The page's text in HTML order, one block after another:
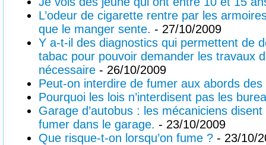
L’odeur de cigarette rentre par les
que le manger sente. - 27/10/2009
Y a-t-il des diagnostics qui permettent de
tabac pour pouvoir demander les travaux
nécessaire - 26/10/2009
Peut-on interdire de fumer aux abords des
Pourquoi les lois n’interdisent pas les
Garage d’autobus : les mécaniciens
fumer dans le garage. - 23/10/2009
Que risque-t-on lorsqu’on fume ? - 23/10/